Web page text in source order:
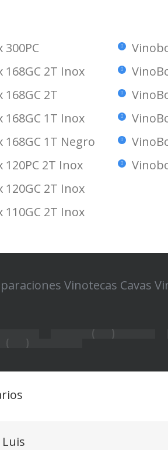
300PC
168GC 2T Inox
168GC 2T
168GC 1T Inox
168GC 1T Negro
120PC 2T Inox
120GC 2T Inox
110GC 2T Inox
Vinotecas Cavas
Luis